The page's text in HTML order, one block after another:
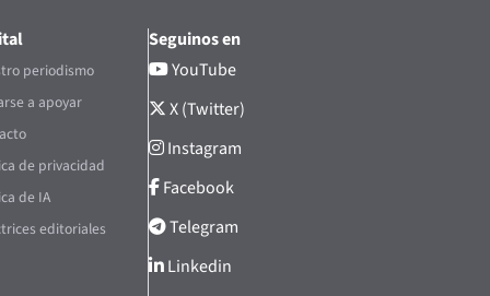
periodismo
a apoyar
de privacidad
de IA
editoriales
Seguinos en
YouTube
X (Twitter)
Instagram
Facebook
Telegram
Linkedin